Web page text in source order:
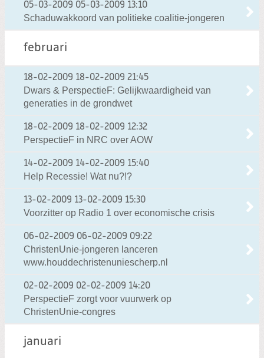
05-03-2009 05-03-2009 13:10
Schaduwakkoord van politieke coalitie-jongeren
februari
18-02-2009 18-02-2009 21:45
Dwars & PerspectieF: Gelijkwaardigheid van
generaties in de grondwet
18-02-2009 18-02-2009 12:32
PerspectieF in NRC over AOW
14-02-2009 14-02-2009 15:40
Help Recessie! Wat nu?!?
13-02-2009 13-02-2009 15:30
Voorzitter op Radio 1 over economische crisis
06-02-2009 06-02-2009 09:22
ChristenUnie-jongeren lanceren
www.houddechristenuniescherp.nl
02-02-2009 02-02-2009 14:20
PerspectieF zorgt voor vuurwerk op
ChristenUnie-congres
januari